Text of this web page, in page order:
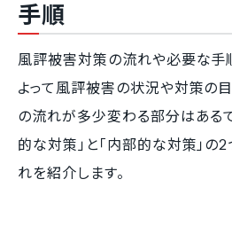
手順
風評被害対策の流れや必要な手
よって風評被害の状況や対策の
の流れが多少変わる部分はあるで
的な対策」と「内部的な対策」
れを紹介します。